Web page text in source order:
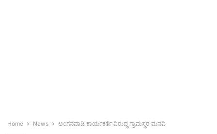
Home News ಅಂಗನವಾಡಿ ಕಾರ್ಯಕರ್ತೆ ವಿರುದ್ಧ ಗ್ರಾಮಸ್ಥರ ಮನವಿ